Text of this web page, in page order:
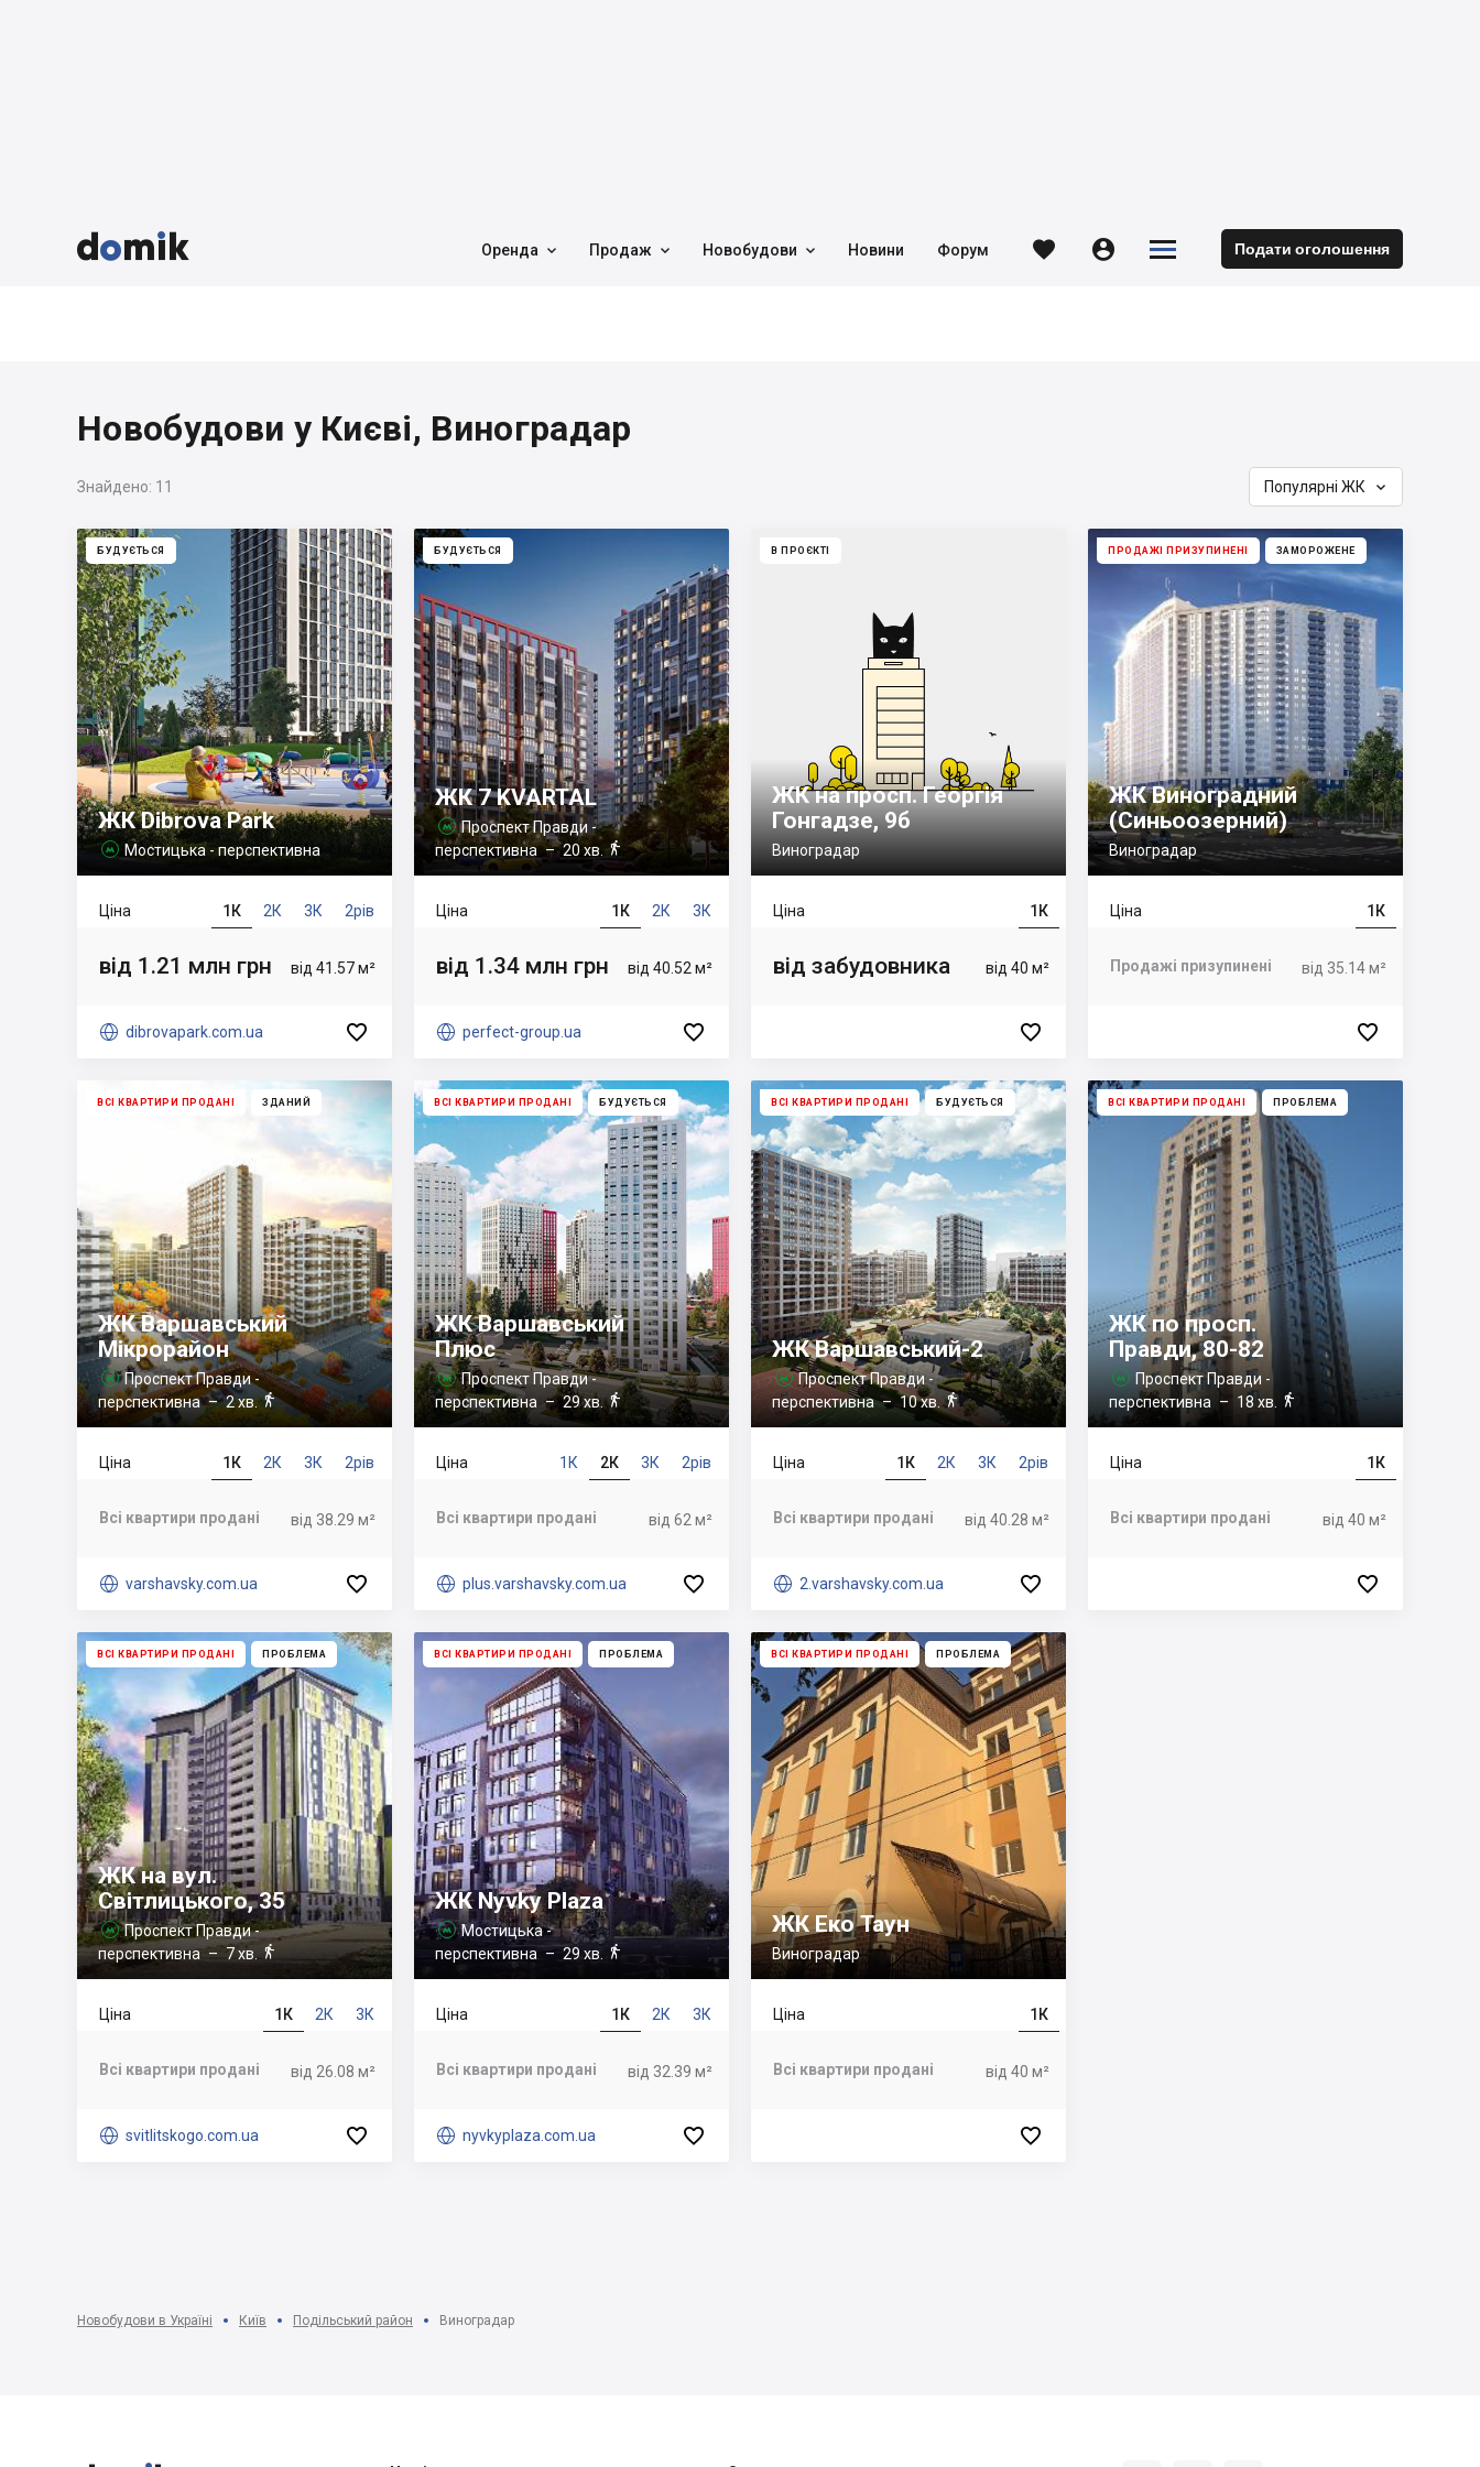


 Оренда  Продаж  Новобудови  Новини Форум   

 Подати оголошення
Новобудови у Києві, Виноградар
Знайдено: 11 Популярні ЖК 
БУДУЄТЬСЯ
ЖК Dibrova Park
 Мостицька - перспективна
1К 2К 3К 2рів
Ціна
від 41.57 м²
від 1.21 млн грн
 dibrovapark.com.ua 
БУДУЄТЬСЯ
ЖК 7 KVARTAL

Проспект Правди -
перспективна– 20 хв. 
1К 2К 3К
Ціна
від 40.52 м²
від 1.34 млн грн
 perfect-group.ua 
В ПРОЄКТІ
ЖК на просп. Георгія
Гонгадзе, 9б
Виноградар
1К
Ціна
від 40 м²
від забудовника

ПРОДАЖІ ПРИЗУПИНЕНІ ЗАМОРОЖЕНЕ
ЖК Виноградний
(Синьоозерний)
Виноградар
1К
Ціна
від 35.14 м²
Продажі призупинені

ВСІ КВАРТИРИ ПРОДАНІ ЗДАНИЙ
ЖК Варшавський
Мікрорайон

Проспект Правди -
перспективна– 2 хв.
1К 2К 3К 2рів
Ціна
від 38.29 м²
Всі квартири продані
 varshavsky.com.ua 
ВСІ КВАРТИРИ ПРОДАНІ БУДУЄТЬСЯ
ЖК Варшавський
Плюс

Проспект Правди -
перспективна – 29 хв.
1К 2К 3К 2рів
Ціна
від 62 м²
Всі квартири продані
 plus.varshavsky.com.ua 
ВСІ КВАРТИРИ ПРОДАНІ БУДУЄТЬСЯ
ЖК Варшавський-2

Проспект Правди -
перспективна– 10 хв.
1К 2К 3К 2рів
Ціна
від 40.28 м²
Всі квартири продані
 2.varshavsky.com.ua 
ВСІ КВАРТИРИ ПРОДАНІ ПРОБЛЕМА
ЖК по просп.
Правди, 80-82

Проспект Правди -
перспективна – 18 хв. 
1К
Ціна
від 40 м²
Всі квартири продані

ВСІ КВАРТИРИ ПРОДАНІ ПРОБЛЕМА
ЖК на вул.
Світлицького, 35

Проспект Правди -
перспективна– 7 хв. 
1К 2К 3К
Ціна
від 26.08 м²
Всі квартири продані
 svitlitskogo.com.ua 
ВСІ КВАРТИРИ ПРОДАНІ ПРОБЛЕМА
ЖК Nyvky Plaza

Мостицька -
перспективна – 29 хв. 
1К 2К 3К
Ціна
від 32.39 м²
Всі квартири продані
 nyvkyplaza.com.ua 
ВСІ КВАРТИРИ ПРОДАНІ ПРОБЛЕМА
ЖК Еко Таун
Виноградар
1К
Ціна
від 40 м²
Всі квартири продані

Новобудови в Україні Київ Подільський район Виноградар